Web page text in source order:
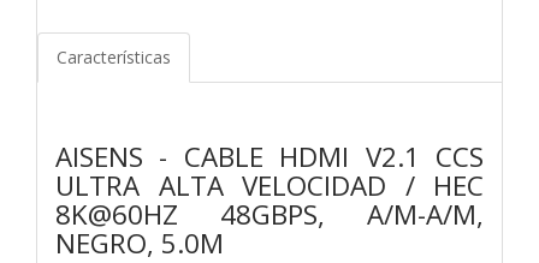
Características
AISENS - CABLE HDMI V2.1 CCS
ULTRA ALTA VELOCIDAD / HEC
8K@60HZ 48GBPS, A/M-A/M,
NEGRO, 5.0M